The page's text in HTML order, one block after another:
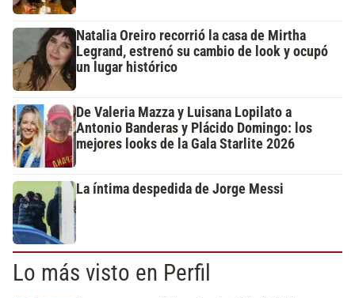
Natalia Oreiro recorrió la casa de Mirtha
Legrand, estrenó su cambio de look y ocupó
un lugar histórico
De Valeria Mazza y Luisana Lopilato a
Antonio Banderas y Plácido Domingo: los
mejores looks de la Gala Starlite 2026
La íntima despedida de Jorge Messi
Lo más visto en Perfil